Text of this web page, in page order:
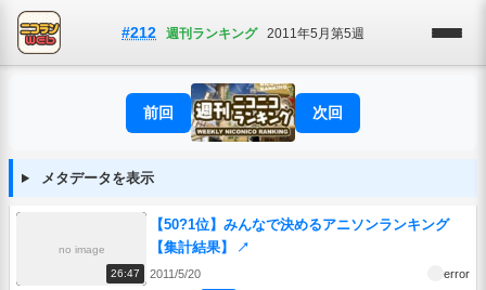
#212 週刊ランキング 2011年5月第5週
前回 次回
メタデータを表示
no image
26:47
【50?1位】みんなで決めるアニソンランキング
【集計結果】
↗
2011/5/20 error